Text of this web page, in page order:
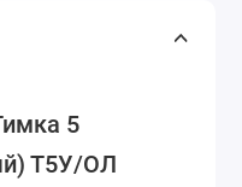
5
Т5У/ОЛ